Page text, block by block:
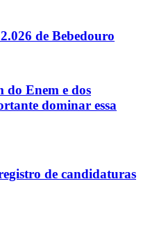
de Bebedouro
do Enem e dos
dominar essa
de candidaturas